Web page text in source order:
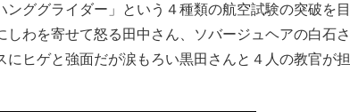
ンググライダー」という４種類の航空試験の突破を目
わを寄せて怒る田中さん、ソバージュヘアの白石さ
ヒゲと強面だが涙もろい黒田さんと４人の教官が担